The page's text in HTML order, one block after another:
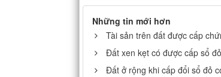
Những tin mới hơn
Tài sản trên đất được cấp
Đất xen kẹt có được cấp sổ
Đất ở rộng khi cấp đổi sổ đỏ